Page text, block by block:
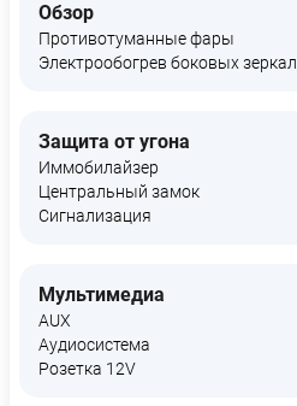
Обзор
Противотуманные фары
Электрообогрев боковых зеркал
Защита от угона
Иммобилайзер
Центральный замок
Сигнализация
Мультимедиа
AUX
Аудиосистема
Розетка 12V